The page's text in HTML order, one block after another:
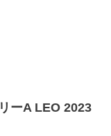
ーA LEO 2023